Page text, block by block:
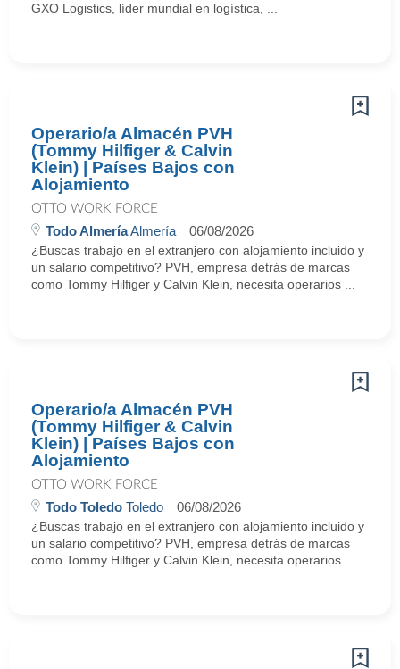
GXO Logistics, líder mundial en logística, ...
Operario/a Almacén PVH
(Tommy Hilfiger & Calvin
Klein) | Países Bajos con
Alojamiento
OTTO WORK FORCE
Todo AlmeríaAlmería 06/08/2026
¿Buscas trabajo en el extranjero con alojamiento incluido y
un salario competitivo? PVH, empresa detrás de marcas
como Tommy Hilfiger y Calvin Klein, necesita operarios ...
Operario/a Almacén PVH
(Tommy Hilfiger & Calvin
Klein) | Países Bajos con
Alojamiento
OTTO WORK FORCE
Todo Toledo Toledo 06/08/2026
¿Buscas trabajo en el extranjero con alojamiento incluido y
un salario competitivo? PVH, empresa detrás de marcas
como Tommy Hilfiger y Calvin Klein, necesita operarios ...